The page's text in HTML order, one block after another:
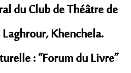
du Club de Théâtre de
Khenchela.
: “Forum du Livre”